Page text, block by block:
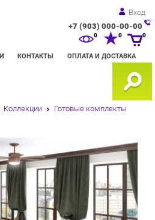
Вход
+7 (903) 000-00-00
КОНТАКТЫ ОПЛАТА И ДОСТАВКА
0 0
Коллекции Готовые комплекты